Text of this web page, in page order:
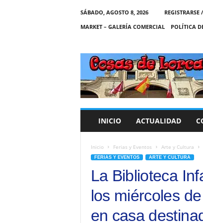
SÁBADO, AGOSTO 8, 2026
REGISTRARSE
MARKET – GALERÍA COMERCIAL
POLÍTICA
C
A
S
INICIO ACTUALIDAD
Inicio Ferias y Eventos Arte y Cultura
FERIAS Y EVENTOS ARTE Y CULTURA
La Biblioteca
los miércoles
en casa